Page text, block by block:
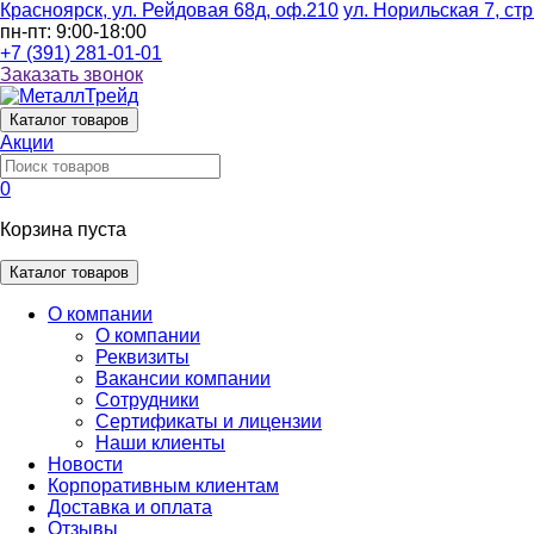
Красноярск, ул. Рейдовая 68д, оф.210 ул. Норильская 7,
пн-пт: 9:00-18:00
+7 (391) 281-01-01
Заказать звонок
Каталог товаров
Акции
0
Корзина пуста
Каталог товаров
О компании
О компании
Реквизиты
Вакансии компании
Сотрудники
Сертификаты и лицензии
Наши клиенты
Новости
Корпоративным клиентам
Доставка и оплата
Отзывы